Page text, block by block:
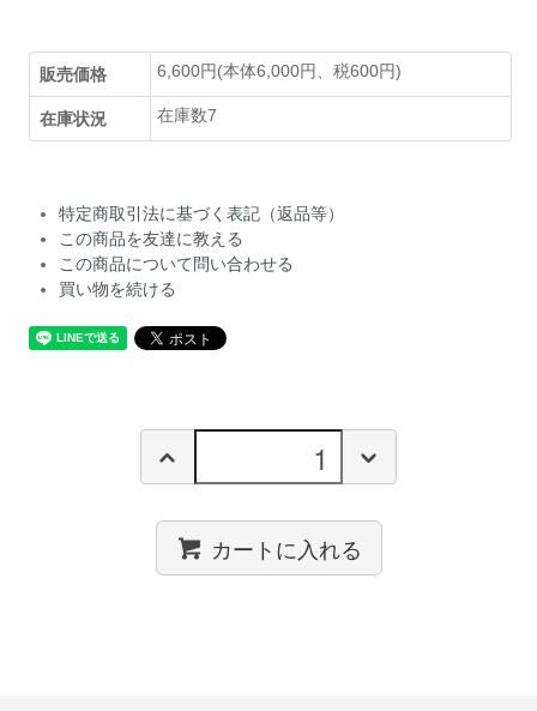
販売価格 6,600円(本体6,000円、税600円)
在庫状況 在庫数7
特定商取引法に基づく表記（返品等）
この商品を友達に教える
この商品について問い合わせる
買い物を続ける
カートに入れる